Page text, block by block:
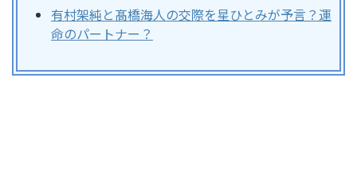
有村架純と髙橋海人の交際を星ひとみが予言？運
命のパートナー？